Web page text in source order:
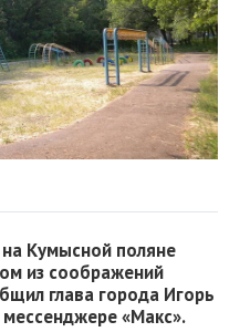
Кумысной поляне
из соображений
глава города Игорь
«Макс».